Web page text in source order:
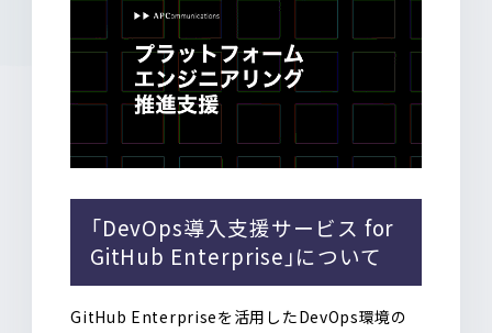
「DevOps導入支援サービス for
GitHub Enterprise」について
GitHub Enterpriseを活用したDevOps環境の